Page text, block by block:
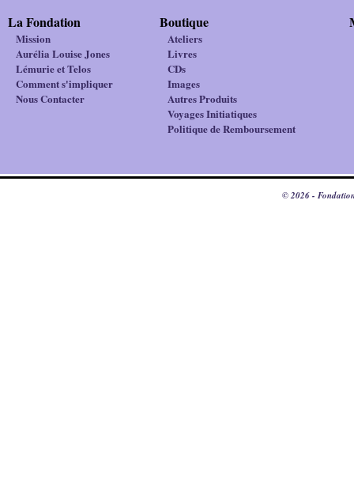
La Fondation
Mission
Aurélia Louise Jones
Lémurie et Telos
Comment s'impliquer
Nous Contacter
Boutique
Ateliers
Livres
CDs
Images
Autres Produits
Voyages Initiatiques
Politique de Remboursement
© 2026 -